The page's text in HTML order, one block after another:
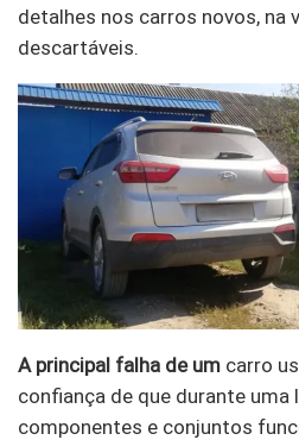
detalhes nos carros novos, na
descartáveis.
A principal falha de um carro
confiança de que durante
componentes e conjuntos